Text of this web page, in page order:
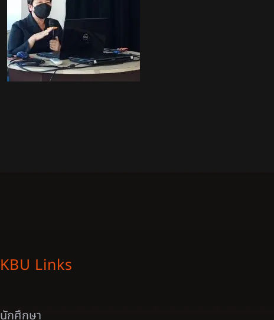
KBU Links
นักศึกษา